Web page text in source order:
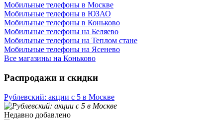
Мобильные телефоны в Москве
Мобильные телефоны в ЮЗАО
Мобильные телефоны в Коньково
Мобильные телефоны на Беляево
Мобильные телефоны на Теплом стане
Мобильные телефоны на Ясенево
Все магазины на Коньково
Распродажи и скидки
Рублевский: акции с 5 в Москве
Недавно добавлено